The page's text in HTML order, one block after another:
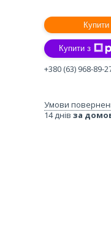
Купити
Купити з
+380 (63) 968-89-
14 днів за